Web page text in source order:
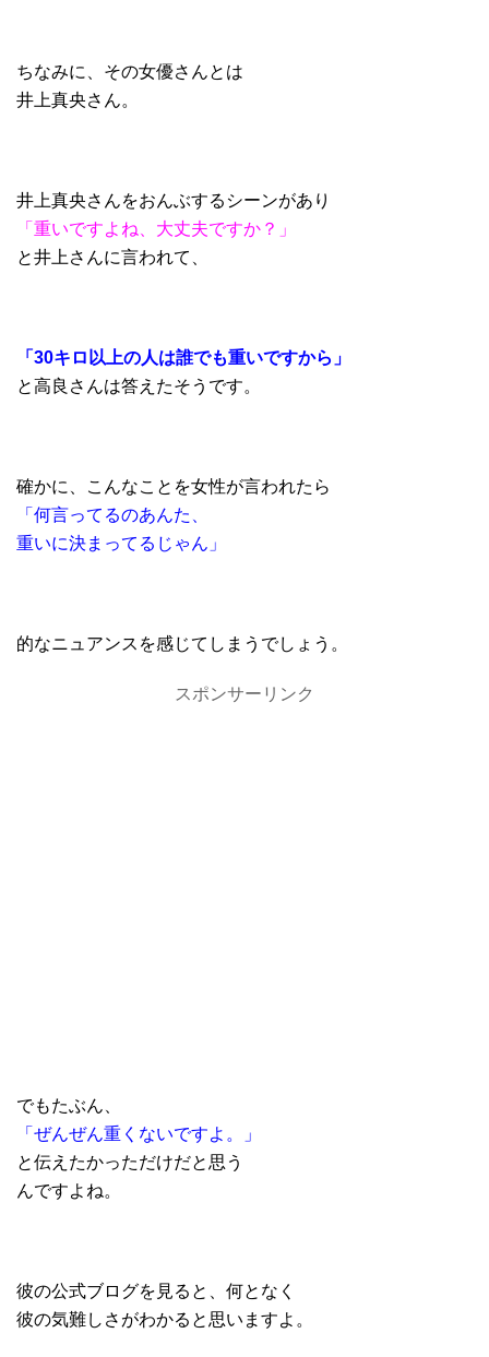
ちなみに、その女優さんとは
井上真央さん。
井上真央さんをおんぶするシーンがあり
「重いですよね、大丈夫ですか？」
と井上さんに言われて、
「30キロ以上の人は誰でも重いですから」
と高良さんは答えたそうです。
確かに、こんなことを女性が言われたら
「何言ってるのあんた、
重いに決まってるじゃん」
的なニュアンスを感じてしまうでしょう。
スポンサーリンク
でもたぶん、
「ぜんぜん重くないですよ。」
と伝えたかっただけだと思う
んですよね。
彼の公式ブログを見ると、何となく
彼の気難しさがわかると思いますよ。